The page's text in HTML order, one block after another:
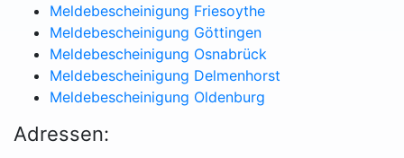
Meldebescheinigung Friesoythe
Meldebescheinigung Göttingen
Meldebescheinigung Osnabrück
Meldebescheinigung Delmenhorst
Meldebescheinigung Oldenburg
Adressen: